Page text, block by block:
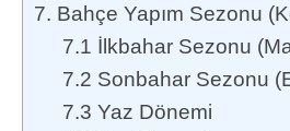
7. Bahçe Yapım Sezonu
7.1 İlkbahar Sezonu
7.2 Sonbahar Sezonu
7.3 Yaz Dönemi